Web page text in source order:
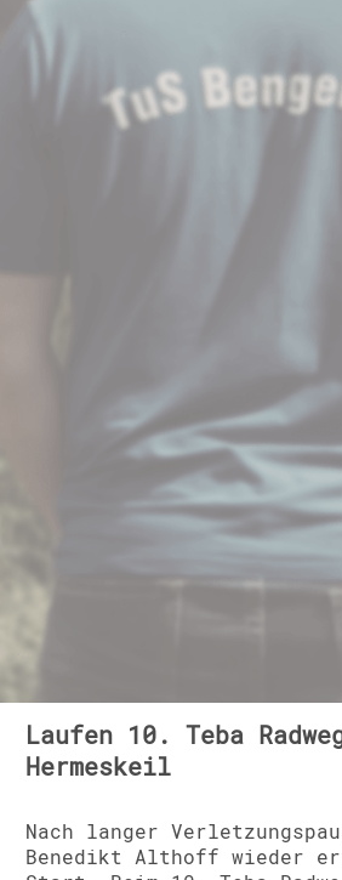
Laufen 10. Teba
Hermeskeil
Nach langer
Benedikt Althoff wieder